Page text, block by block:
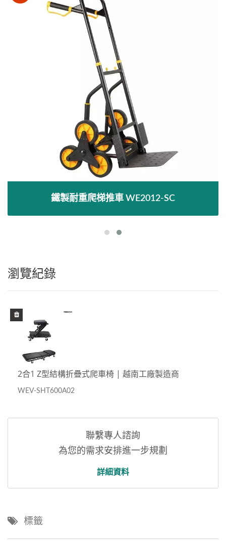
鐵製耐重爬梯推車 WE2012-SC
瀏覽紀錄
2合1 Z型結構折疊式爬車椅 | 越南工廠製造商
WEV-SHT600A02
聯繫專人諮詢
為您的需求安排進一步規劃
詳細資料
標籤